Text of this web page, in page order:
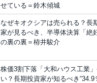
せている＝鈴木傾城
なぜキオクシアは売られる？長
家が見るべき、半導体決算「絶
の裏の裏＝栫井駿介
株価3割下落「大和ハウス工業
い？長期投資家が知るべき“34.9